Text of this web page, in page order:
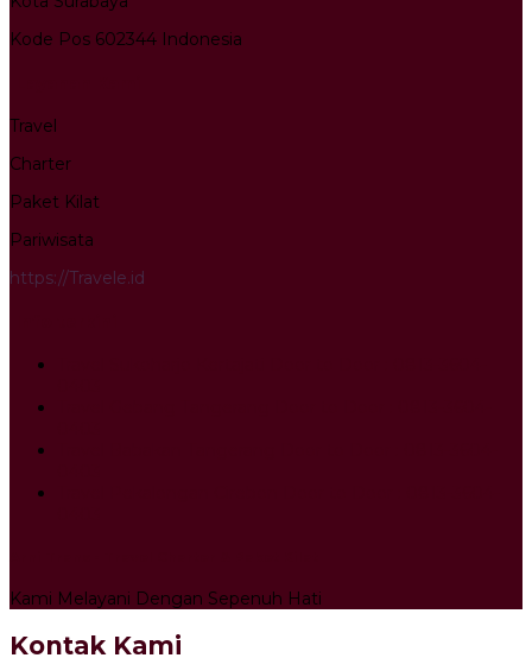
Kode Pos 602344 Indonesia
Travel
Charter
Paket Kilat
Pariwisata
https://Travele.id
Kami Melayani Dengan Sepenuh Hati
Kontak Kami